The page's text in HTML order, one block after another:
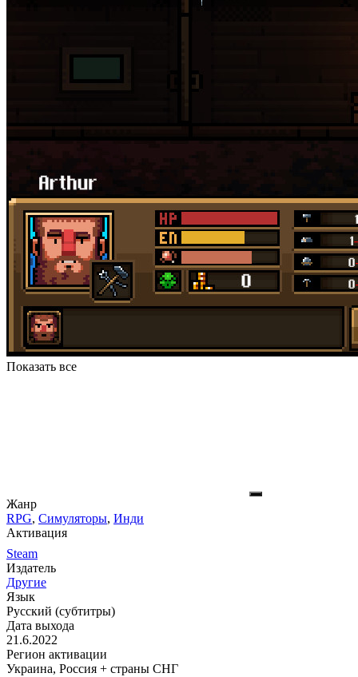
Показать все
Жанр
RPG, Симуляторы, Инди
Активация
Steam
Издатель
Другие
Язык
Русский (субтитры)
Дата выхода
21.6.2022
Регион активации
Украина, Россия + страны СНГ